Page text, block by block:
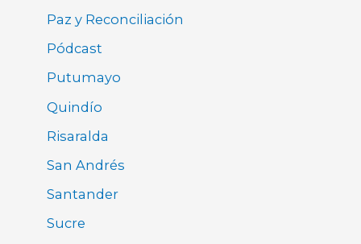
Paz y Reconciliación
Pódcast
Putumayo
Quindío
Risaralda
San Andrés
Santander
Sucre